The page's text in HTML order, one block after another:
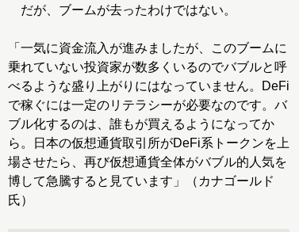
だが、ブームが去ったわけではない。
「一気に資金流入が進みましたが、このブームに
乗れていない投資家が数多くいるのでバブルと呼
べるような盛り上がりにはなっていません。DeFi
で稼ぐには一定のリテラシーが必要なのです。バ
ブル化するのは、誰もが買えるようになってか
ら。日本の仮想通貨取引所がDeFi系トークンを上
場させたら、再び仮想通貨全体がバブル的人気を
博して急騰すると見ています」（カナゴールド
氏）